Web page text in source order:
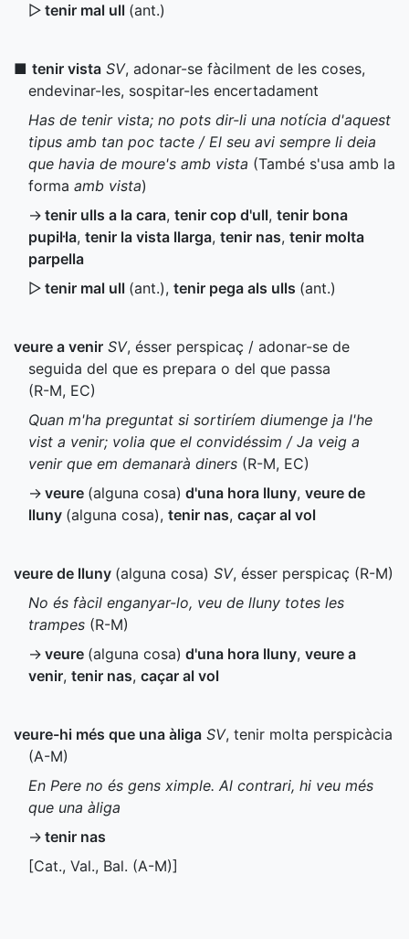
▷ tenir mal ull (ant.)
■ tenir vista SV, adonar-se fàcilment de les coses,
endevinar-les, sospitar-les encertadament
Has de tenir vista; no pots dir-li una notícia d'aquest
tipus amb tan poc tacte / El seu avi sempre li deia
que havia de moure's amb vista (També s'usa amb la
forma amb vista)
→ tenir ulls a la cara, tenir cop d'ull, tenir bona
pupil·la, tenir la vista llarga, tenir nas, tenir molta
parpella
▷ tenir mal ull (ant.), tenir pega als ulls (ant.)
veure a venir SV, ésser perspicaç / adonar-se de
seguida del que es prepara o del que passa
(R-M, EC)
Quan m'ha preguntat si sortiríem diumenge ja l'he
vist a venir; volia que el convidéssim / Ja veig a
venir que em demanarà diners (R-M, EC)
→ veure (alguna cosa) d'una hora lluny, veure de
lluny (alguna cosa), tenir nas, caçar al vol
veure de lluny (alguna cosa) SV, ésser perspicaç (R-M)
No és fàcil enganyar-lo, veu de lluny totes les
trampes (R-M)
→ veure (alguna cosa) d'una hora lluny, veure a
venir, tenir nas, caçar al vol
veure-hi més que una àliga SV, tenir molta perspicàcia
(A-M)
En Pere no és gens ximple. Al contrari, hi veu més
que una àliga
→ tenir nas
[Cat., Val., Bal. (A-M)]